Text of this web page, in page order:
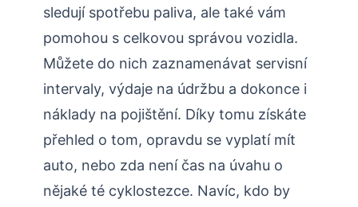
sledují spotřebu paliva, ale také vám
pomohou s celkovou správou vozidla.
Můžete do nich zaznamenávat servisní
intervaly, výdaje na údržbu a dokonce i
náklady na pojištění. Díky tomu získáte
přehled o tom, opravdu se vyplatí mít
auto, nebo zda není čas na úvahu o
nějaké té cyklostezce. Navíc, kdo by